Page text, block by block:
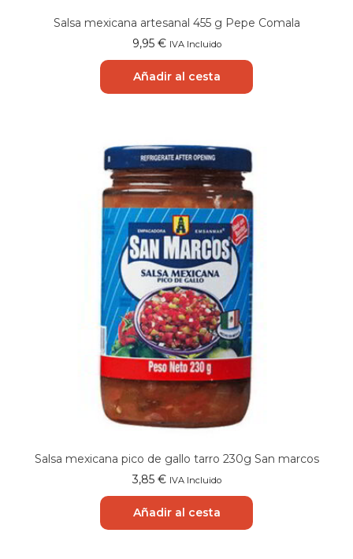
Salsa mexicana artesanal 455 g Pepe Comala
9,95 € IVA Incluido
Añadir al cesta
Salsa mexicana pico de gallo tarro 230g San marcos
3,85 € IVA Incluido
Añadir al cesta